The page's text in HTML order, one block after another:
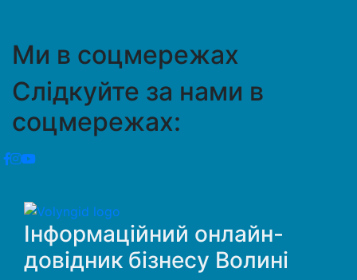
Ми в соцмережах
Слідкуйте за нами в
соцмережах:
Інформаційний онлайн-
довідник бізнесу Волині